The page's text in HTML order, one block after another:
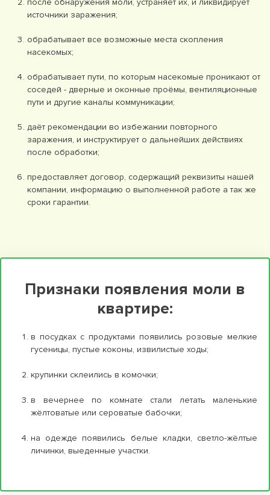
после обнаружения моли, устраняет их, и ликвидирует
источники заражения;
обрабатывает все возможные места скопления
насекомых;
обрабатывает пути, по которым насекомые проникают от
соседей - дверные и оконные проёмы, вентиляционные
пути и другие каналы коммуникации;
даёт рекомендации во избежании повторного
заражения, и инструктирует о дальнейших действиях
после обработки;
предоставляет договор, содержащий реквизиты нашей
компании, информацию о выполненной работе а так же
сроки гарантии.
Признаки появления моли в
квартире:
в посудках с продуктами появились розовые мелкие
гусеницы, пустые коконы, извилистые ходы;
крупинки склеились в комочки;
в вечернее по комнате стали летать маленькие
жёлтоватые или сероватые бабочки;
на одежде появились белые кладки, светло-жёлтые
личинки, выеденные участки.